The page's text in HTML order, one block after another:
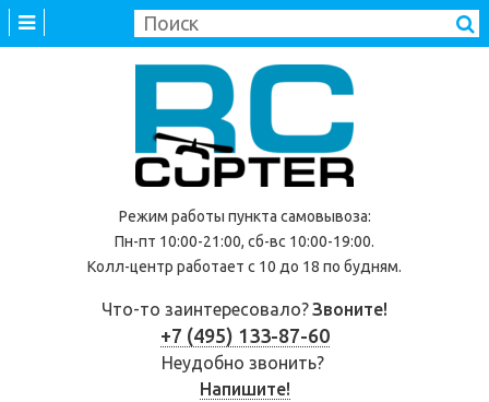
Режим работы пункта самовывоза:
Пн-пт 10:00-21:00, сб-вс 10:00-19:00.
Колл-центр работает с 10 до 18 по будням.
Что-то заинтересовало?Звоните!
+7 (495) 133-87-60
Неудобно звонить?
Напишите!